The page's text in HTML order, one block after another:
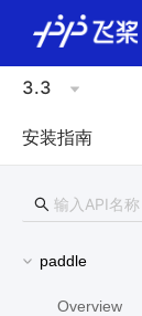
3.3
安装指南
paddle
Overview